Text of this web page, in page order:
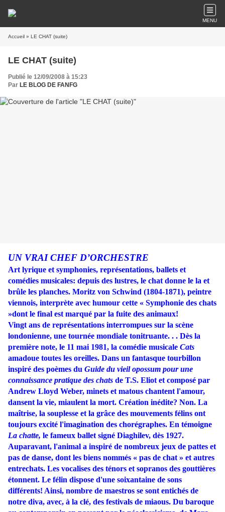
MENU
Accueil » LE CHAT (suite)
LE CHAT (suite)
Publié le 12/09/2008 à 15:23
Par LE BLOG DE FANFG
UN VRAI CHEF D’ORCHESTRE
Art lyrique et symphonies, représentations, ballets et
comédies musicales: depuis des lustres, le chat donne le la et
brûle les planches. Moritz von Schwind (1804-1871), peintre
viennois, interprète avec humour cette « Symphonie des chats
»dont le final est marqué par la fuite des animaux!
Vingt ans de représentations interrompues sur la scène
londonienne, une tournée mondiale tonitruante. . . Dès la
première note, le 11 mai 1981, la comédie musicale Cats
amadoue toutes les oreilles. Dans un fantasque tourbillon
inspiré des poèmes du Guide du vieil opossum pour une
connaissance pratique des chats de T.S. Eliot et composé par
Andrew Lloyd Weber, minets et matous chantent l'amour,
dansent la vie, miaulent la mort. Création inédite? Non. La
maîtrise, la souplesse et la grâce des mouvements félins ont
toujours excité l'imagination des chorégraphes. En témoigne
La chatte, le fameux ballet signé Diaghilev, dès 1927.
Auparavant, l'animal a inspiré de nombreux jeux de pattes et
pas de danse, dont les biens nommés « pas de chat » et autres
entrechats. Les vocalises des ténors et sopranos des gouttières
étonnent. Le félin dispose d'une soixantaine de sons
différents! Ainsi, nombre de maestros se sont entichés de
notre diva, avec, à la clé, des festivals de miaous. Du baroque